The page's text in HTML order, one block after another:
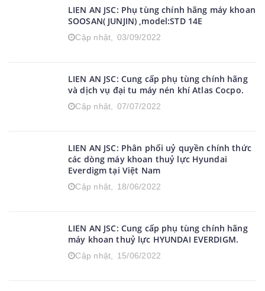
LIEN AN JSC: Phụ tùng chính hãng máy khoan
SOOSAN( JUNJIN) ,model:STD 14E
Cập nhật, 03/09/2022
LIEN AN JSC: Cung cấp phụ tùng chính hãng
và dịch vụ đại tu máy nén khí Atlas Cocpo.
Cập nhật, 07/07/2022
LIEN AN JSC: Phân phối uỷ quyền chính thức
các dòng máy khoan thuỷ lực Hyundai
Everdigm tại Việt Nam
Cập nhật, 18/06/2022
LIEN AN JSC: Cung cấp phụ tùng chính hãng
máy khoan thuỷ lực HYUNDAI EVERDIGM.
Cập nhật, 15/06/2022